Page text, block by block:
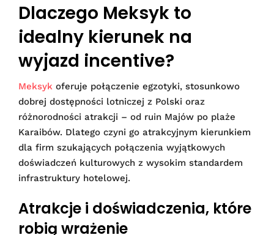
Dlaczego Meksyk to
idealny kierunek na
wyjazd incentive?
Meksyk oferuje połączenie egzotyki, stosunkowo
dobrej dostępności lotniczej z Polski oraz
różnorodności atrakcji – od ruin Majów po plaże
Karaibów. Dlatego czyni go atrakcyjnym kierunkiem
dla firm szukających połączenia wyjątkowych
doświadczeń kulturowych z wysokim standardem
infrastruktury hotelowej.
Atrakcje i doświadczenia, które
robią wrażenie